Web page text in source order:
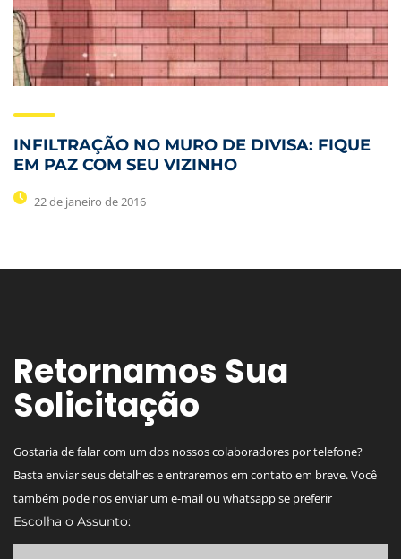
INFILTRAÇÃO NO MURO DE DIVISA: FIQUE
EM PAZ COM SEU VIZINHO
22 de janeiro de 2016
Retornamos Sua
Solicitação
Gostaria de falar com um dos nossos colaboradores por telefone?
Basta enviar seus detalhes e entraremos em contato em breve. Você
também pode nos enviar um e-mail ou whatsapp se preferir
Escolha o Assunto: